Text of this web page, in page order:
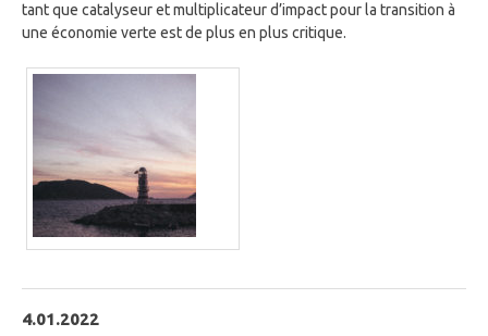
tant que catalyseur et multiplicateur d’impact pour la transition à
une économie verte est de plus en plus critique.
4.01.2022